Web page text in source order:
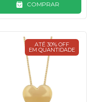
COMPRAR
ATÉ 30% OFF
EM QUANTIDADE